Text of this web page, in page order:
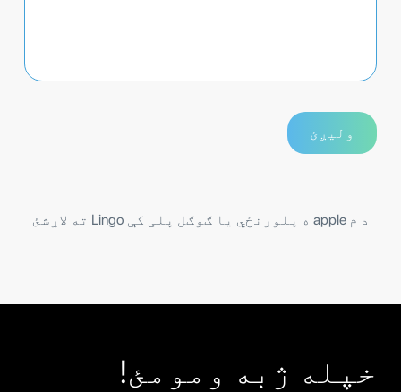
د م apple ه پلورنځي یا ګوګل پلی کې Lingo ته لاړشئ
خپله ژبه ومومئ!